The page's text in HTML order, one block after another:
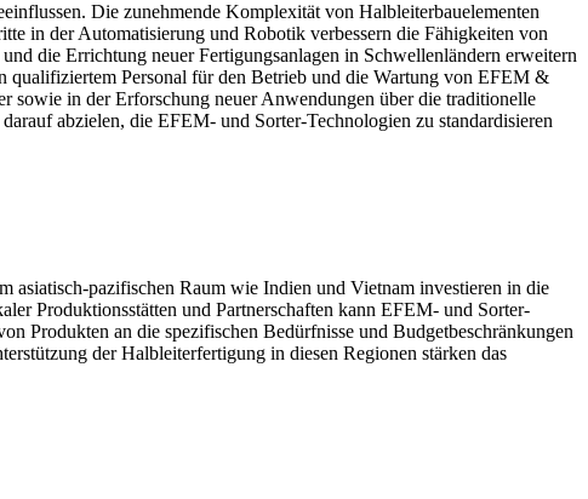
Die zunehmende Komplexität von Halbleiterbauelementen
in der Automatisierung und Robotik verbessern die Fähigkeiten von
die Errichtung neuer Fertigungsanlagen in Schwellenländern erweitern
qualifiziertem Personal für den Betrieb und die Wartung von EFEM &
sowie in der Erforschung neuer Anwendungen über die traditionelle
abzielen, die EFEM- und Sorter-Technologien zu standardisieren
pazifischen Raum wie Indien und Vietnam investieren in die
Produktionsstätten und Partnerschaften kann EFEM- und Sorter-
Produkten an die spezifischen Bedürfnisse und Budgetbeschränkungen
der Halbleiterfertigung in diesen Regionen stärken das